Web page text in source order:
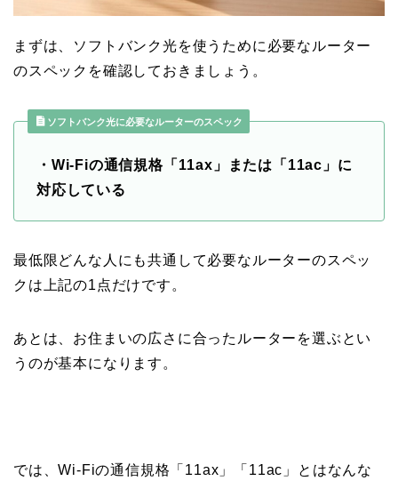
まずは、ソフトバンク光を使うために必要なルーター
のスペックを確認しておきましょう。
ソフトバンク光に必要なルーターのスペック
・Wi-Fiの通信規格「11ax」または「11ac」に
対応している
最低限どんな人にも共通して必要なルーターのスペッ
クは上記の1点だけです。
あとは、お住まいの広さに合ったルーターを選ぶとい
うのが基本になります。
では、Wi-Fiの通信規格「11ax」「11ac」とはなんな